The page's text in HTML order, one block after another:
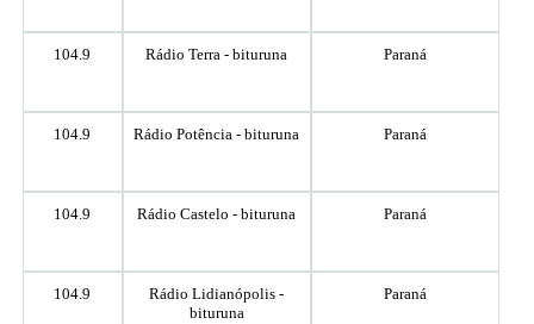
104.9 Rádio Terra - bituruna Paraná
104.9 Rádio Potência - bituruna Paraná
104.9 Rádio Castelo - bituruna Paraná
104.9
Rádio Lidianópolis -
bituruna
Paraná